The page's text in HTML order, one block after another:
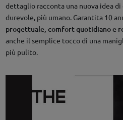
dettaglio racconta una nuova idea di
durevole, più umano. Garantita 10
progettuale, comfort quotidiano e
anche il semplice tocco di una
più pulito.